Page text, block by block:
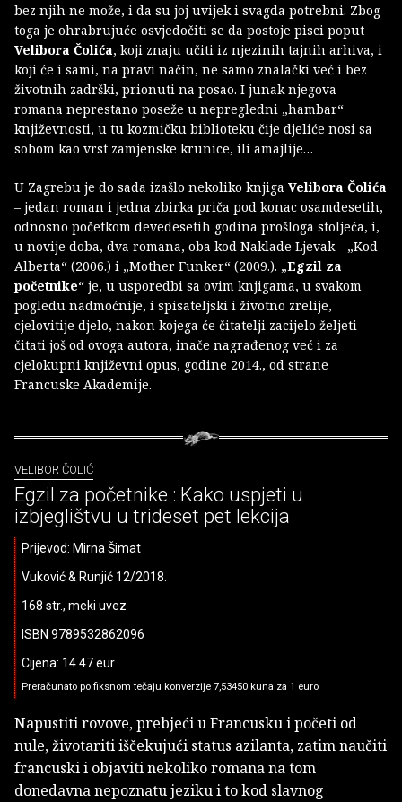
bez njih ne može, i da su joj uvijek i svagda potrebni. Zbog
toga je ohrabrujuće osvjedočiti se da postoje pisci poput
Velibora Čolića, koji znaju učiti iz njezinih tajnih arhiva, i
koji će i sami, na pravi način, ne samo znalački već i bez
životnih zadrški, prionuti na posao. I junak njegova
romana neprestano poseže u nepregledni „hambar“
književnosti, u tu kozmičku biblioteku čije djeliće nosi sa
sobom kao vrst zamjenske krunice, ili amajlije…
U Zagrebu je do sada izašlo nekoliko knjiga Velibora Čolića
– jedan roman i jedna zbirka priča pod konac osamdesetih,
odnosno početkom devedesetih godina prošloga stoljeća, i,
u novije doba, dva romana, oba kod Naklade Ljevak - „Kod
Alberta“ (2006.) i „Mother Funker“ (2009.). „Egzil za
početnike“ je, u usporedbi sa ovim knjigama, u svakom
pogledu nadmoćnije, i spisateljski i životno zrelije,
cjelovitije djelo, nakon kojega će čitatelji zacijelo željeti
čitati još od ovoga autora, inače nagrađenog već i za
cjelokupni književni opus, godine 2014., od strane
Francuske Akademije.
VELIBOR ČOLIĆ
Egzil za početnike : Kako uspjeti u
izbjeglištvu u trideset pet lekcija
Prijevod: Mirna Šimat
Vuković & Runjić 12/2018.
168 str., meki uvez
ISBN 9789532862096
Cijena: 14.47 eur
Preračunato po fiksnom tečaju konverzije 7,53450 kuna za 1 euro
Napustiti rovove, prebjeći u Francusku i početi od
nule, životariti iščekujući status azilanta, zatim naučiti
francuski i objaviti nekoliko romana na tom
donedavna nepoznatu jeziku i to kod slavnog